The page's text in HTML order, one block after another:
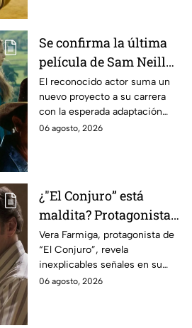
Se confirma la última
película de Sam Neill
antes de morir: esto es
lo que se sabe hasta
ahora
El reconocido actor suma un
nuevo proyecto a su carrera
con la esperada adaptación
cinematográfica del popular
06 agosto, 2026
¿"El Conjuro” está
maldita? Protagonista
revela INQUIETANTES
señales en su cuerpo
durante la grabación de
la película
Vera Farmiga, protagonista de
“El Conjuro”, revela
inexplicables señales en su
cuerpo durante el rodaje de la
06 agosto, 2026